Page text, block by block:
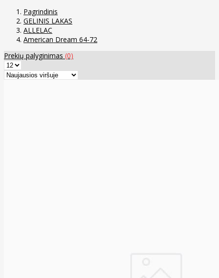
Pagrindinis
GELINIS LAKAS
ALLELAC
American Dream 64-72
Prekių palyginimas (0)